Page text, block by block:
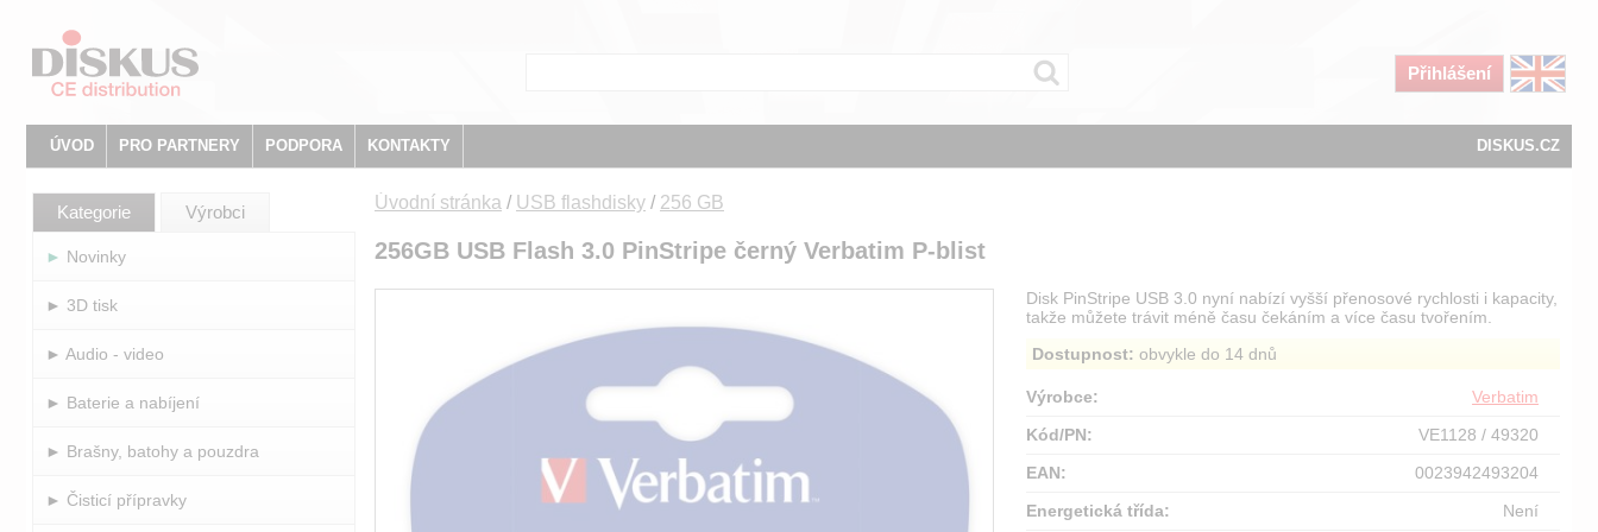
Přihlášení
ÚVOD PRO PARTNERY PODPORA KONTAKTY DISKUS.CZ
Kategorie Výrobci
► Novinky
► 3D tisk
► Audio - video
► Baterie a nabíjení
► Brašny, batohy a pouzdra
► Čisticí přípravky
Úvodní stránka / USB flashdisky / 256 GB
256GB USB Flash 3.0 PinStripe černý Verbatim P-blist
Disk PinStripe USB 3.0 nyní nabízí vyšší přenosové rychlosti i kapacity,
takže můžete trávit méně času čekáním a více času tvořením.
Dostupnost: obvykle do 14 dnů
Výrobce:
Verbatim
Kód/PN:
VE1128 / 49320
EAN:
0023942493204
Energetická třída:
Není